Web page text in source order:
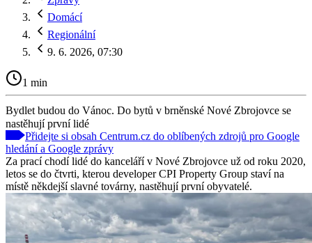
Domácí
Regionální
9. 6. 2026, 07:30
1 min
Bydlet budou do Vánoc. Do bytů v brněnské Nové Zbrojovce se
nastěhují první lidé
Přidejte si obsah Centrum.cz do oblíbených zdrojů pro Google
hledání a Google zprávy
Za prací chodí lidé do kanceláří v Nové Zbrojovce už od roku 2020,
letos se do čtvrti, kterou developer CPI Property Group staví na
místě někdejší slavné továrny, nastěhují první obyvatelé.